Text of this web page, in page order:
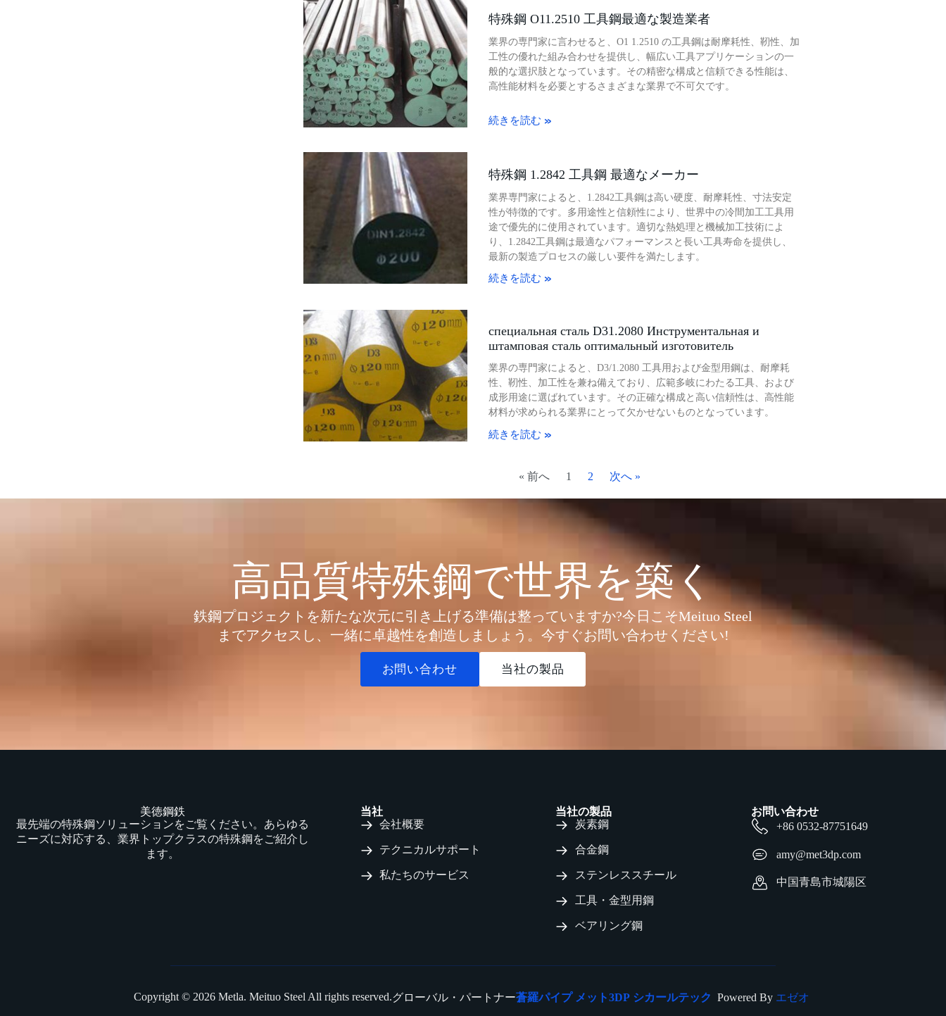
特殊鋼 O11.2510 工具鋼最適な製造業者
業界の専門家に言わせると、O1 1.2510 の工具鋼は耐摩耗性、靭性、加
工性の優れた組み合わせを提供し、幅広い工具アプリケーションの一
般的な選択肢となっています。その精密な構成と信頼できる性能は、
高性能材料を必要とするさまざまな業界で不可欠です。
続きを読む »
特殊鋼 1.2842 工具鋼 最適なメーカー
業界専門家によると、1.2842工具鋼は高い硬度、耐摩耗性、寸法安定
性が特徴的です。多用途性と信頼性により、世界中の冷間加工工具用
途で優先的に使用されています。適切な熱処理と機械加工技術によ
り、1.2842工具鋼は最適なパフォーマンスと長い工具寿命を提供し、
最新の製造プロセスの厳しい要件を満たします。
続きを読む »
специальная сталь D31.2080 Инструментальная и
штамповая сталь оптимальный изготовитель
業界の専門家によると、D3/1.2080 工具用および金型用鋼は、耐摩耗
性、靭性、加工性を兼ね備えており、広範多岐にわたる工具、および
成形用途に選ばれています。その正確な構成と高い信頼性は、高性能
材料が求められる業界にとって欠かせないものとなっています。
続きを読む »
« 前へ 1 2 次へ »
高品質特殊鋼で世界を築く
鉄鋼プロジェクトを新たな次元に引き上げる準備は整っていますか?今日こそMeituo Steel
までアクセスし、一緒に卓越性を創造しましょう。今すぐお問い合わせください!
お問い合わせ 当社の製品
美徳鋼鉄
最先端の特殊鋼ソリューションをご覧ください。あらゆる
ニーズに対応する、業界トップクラスの特殊鋼をご紹介し
ます。
当社
会社概要
テクニカルサポート
私たちのサービス
当社の製品
炭素鋼
合金鋼
ステンレススチール
工具・金型用鋼
ベアリング鋼
お問い合わせ
+86 0532-87751649
amy@met3dp.com
中国青島市城陽区
Copyright © 2026 Metla. Meituo Steel All rights reserved.グローバル・パートナー蒼羅パイプ メット3DP シカールテック Powered By エゼオ